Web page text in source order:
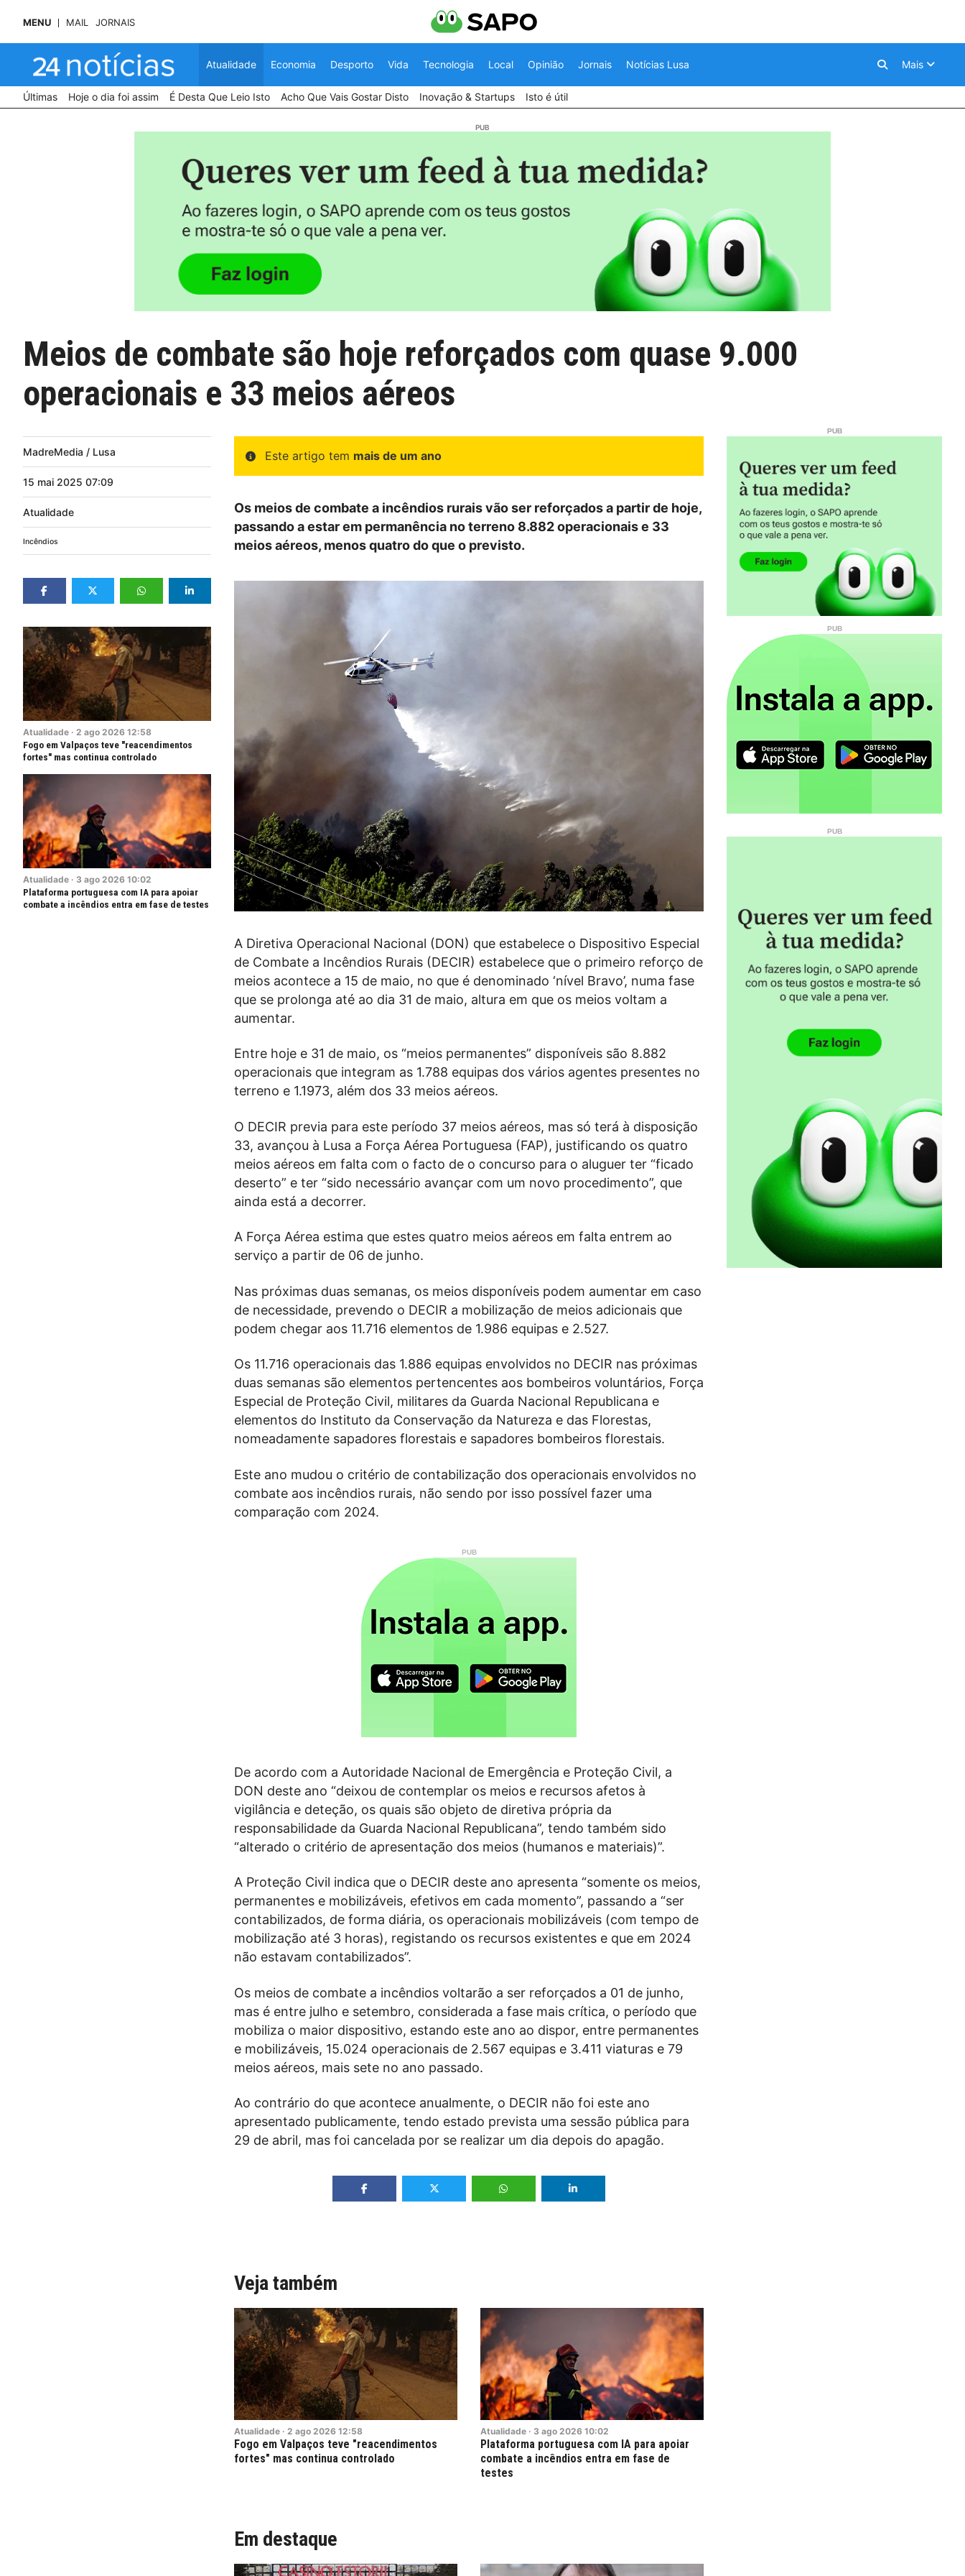
MENU MAIL JORNAIS
Atualidade Economia Desporto Vida Tecnologia Local Opinião Jornais Notícias Lusa Mais
Últimas Hoje o dia foi assim É Desta Que Leio Isto Acho Que Vais Gostar Disto Inovação & Startups Isto é útil
Meios de combate são hoje reforçados com quase 9.000
operacionais e 33 meios aéreos
MadreMedia / Lusa
15 mai 2025 07:09
Atualidade
Incêndios
Atualidade · 2 ago 2026 12:58
Fogo em Valpaços teve "reacendimentos
fortes" mas continua controlado
Atualidade · 3 ago 2026 10:02
Plataforma portuguesa com IA para apoiar
combate a incêndios entra em fase de testes
Este artigo tem mais de um ano
Os meios de combate a incêndios rurais vão ser reforçados a partir de hoje,
passando a estar em permanência no terreno 8.882 operacionais e 33
meios aéreos, menos quatro do que o previsto.
A Diretiva Operacional Nacional (DON) que estabelece o Dispositivo Especial
de Combate a Incêndios Rurais (DECIR) estabelece que o primeiro reforço de
meios acontece a 15 de maio, no que é denominado ‘nível Bravo’, numa fase
que se prolonga até ao dia 31 de maio, altura em que os meios voltam a
aumentar.
Entre hoje e 31 de maio, os “meios permanentes” disponíveis são 8.882
operacionais que integram as 1.788 equipas dos vários agentes presentes no
terreno e 1.1973, além dos 33 meios aéreos.
O DECIR previa para este período 37 meios aéreos, mas só terá à disposição
33, avançou à Lusa a Força Aérea Portuguesa (FAP), justificando os quatro
meios aéreos em falta com o facto de o concurso para o aluguer ter “ficado
deserto” e ter “sido necessário avançar com um novo procedimento”, que
ainda está a decorrer.
A Força Aérea estima que estes quatro meios aéreos em falta entrem ao
serviço a partir de 06 de junho.
Nas próximas duas semanas, os meios disponíveis podem aumentar em caso
de necessidade, prevendo o DECIR a mobilização de meios adicionais que
podem chegar aos 11.716 elementos de 1.986 equipas e 2.527.
Os 11.716 operacionais das 1.886 equipas envolvidos no DECIR nas próximas
duas semanas são elementos pertencentes aos bombeiros voluntários, Força
Especial de Proteção Civil, militares da Guarda Nacional Republicana e
elementos do Instituto da Conservação da Natureza e das Florestas,
nomeadamente sapadores florestais e sapadores bombeiros florestais.
Este ano mudou o critério de contabilização dos operacionais envolvidos no
combate aos incêndios rurais, não sendo por isso possível fazer uma
comparação com 2024.
De acordo com a Autoridade Nacional de Emergência e Proteção Civil, a
DON deste ano “deixou de contemplar os meios e recursos afetos à
vigilância e deteção, os quais são objeto de diretiva própria da
responsabilidade da Guarda Nacional Republicana”, tendo também sido
“alterado o critério de apresentação dos meios (humanos e materiais)”.
A Proteção Civil indica que o DECIR deste ano apresenta “somente os meios,
permanentes e mobilizáveis, efetivos em cada momento”, passando a “ser
contabilizados, de forma diária, os operacionais mobilizáveis (com tempo de
mobilização até 3 horas), registando os recursos existentes e que em 2024
não estavam contabilizados”.
Os meios de combate a incêndios voltarão a ser reforçados a 01 de junho,
mas é entre julho e setembro, considerada a fase mais crítica, o período que
mobiliza o maior dispositivo, estando este ano ao dispor, entre permanentes
e mobilizáveis, 15.024 operacionais de 2.567 equipas e 3.411 viaturas e 79
meios aéreos, mais sete no ano passado.
Ao contrário do que acontece anualmente, o DECIR não foi este ano
apresentado publicamente, tendo estado prevista uma sessão pública para
29 de abril, mas foi cancelada por se realizar um dia depois do apagão.
Veja também
Atualidade · 2 ago 2026 12:58
Fogo em Valpaços teve "reacendimentos
fortes" mas continua controlado
Atualidade · 3 ago 2026 10:02
Plataforma portuguesa com IA para apoiar
combate a incêndios entra em fase de
testes
Em destaque